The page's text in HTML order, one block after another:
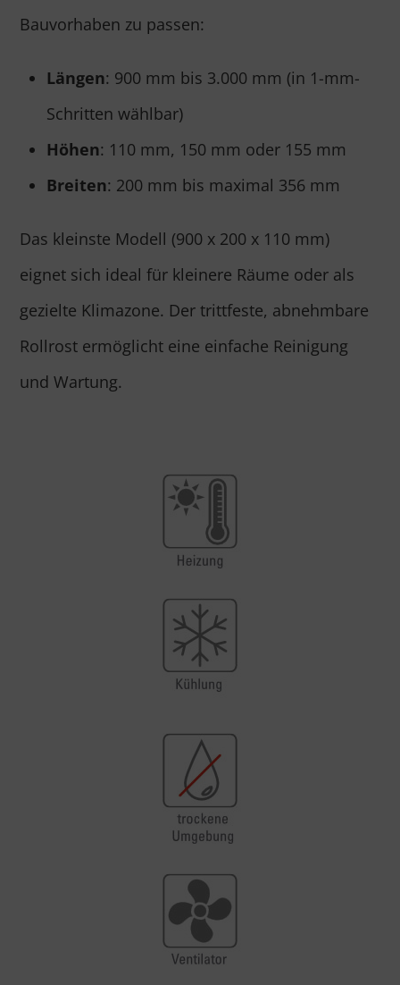
Bauvorhaben zu passen:
Längen: 900 mm bis 3.000 mm (in 1-mm-
Schritten wählbar)
Höhen: 110 mm, 150 mm oder 155 mm
Breiten: 200 mm bis maximal 356 mm
Das kleinste Modell (900 x 200 x 110 mm)
eignet sich ideal für kleinere Räume oder als
gezielte Klimazone. Der trittfeste, abnehmbare
Rollrost ermöglicht eine einfache Reinigung
und Wartung.